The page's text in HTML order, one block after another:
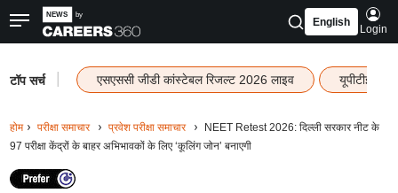
English
Login
टॉप सर्च एसएससी जीडी कांस्टेबल रिजल्ट 2026 लाइव यूपीटीईटी
होम परीक्षा समाचार प्रवेश परीक्षा समाचार
NEET Retest 2026: दिल्ली सरकार नीट के
97 परीक्षा केंद्रों के बाहर अभिभावकों के लिए ‘कूलिंग जोन’ बनाएगी